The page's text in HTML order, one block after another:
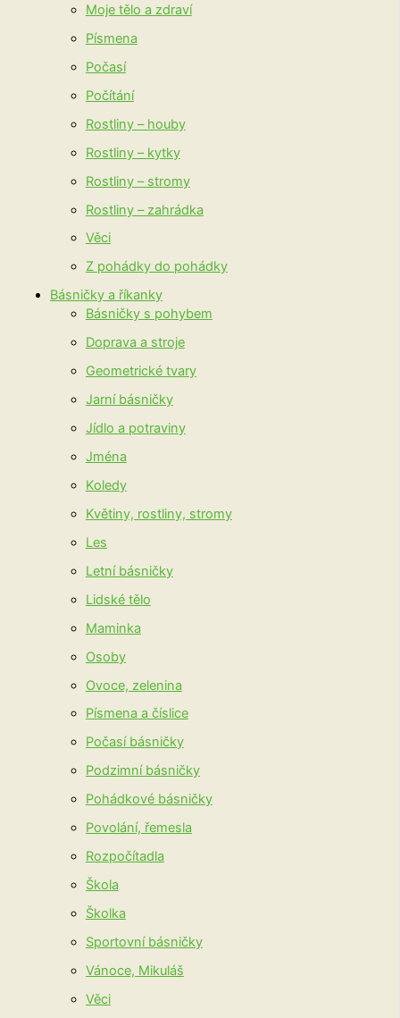
Moje tělo a zdraví
Písmena
Počasí
Počítání
Rostliny – houby
Rostliny – kytky
Rostliny – stromy
Rostliny – zahrádka
Věci
Z pohádky do pohádky
Básničky a říkanky
Básničky s pohybem
Doprava a stroje
Geometrické tvary
Jarní básničky
Jídlo a potraviny
Jména
Koledy
Květiny, rostliny, stromy
Les
Letní básničky
Lidské tělo
Maminka
Osoby
Ovoce, zelenina
Písmena a číslice
Počasí básničky
Podzimní básničky
Pohádkové básničky
Povolání, řemesla
Rozpočítadla
Škola
Školka
Sportovní básničky
Vánoce, Mikuláš
Věci